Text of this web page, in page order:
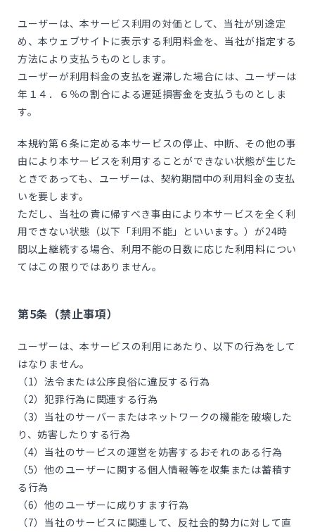
ユーザーは、本サービス利用の対価として、当社が別途定
め、本ウェブサイトに表示する利用料金を、当社が指定する
方法により支払うものとします。
ユーザーが利用料金の支払を遅滞した場合には、ユーザーは
年１４．６％の割合による遅延損害金を支払うものとしま
す。
本規約第６条に定める本サービスの停止、中断、その他の事
由により本サービスを利用することができない状態が生じた
ときであっても、ユーザーは、契約期間中の利用料金の支払
いを要します。
ただし、当社の責に帰すべき事由により本サービスを全く利
用できない状態（以下「利用不能」といいます。）が24時
間以上継続する場合、利用不能の日数に応じた利用料につい
てはこの限りではありません。
第5条（禁止事項）
ユーザーは、本サービスの利用にあたり、以下の行為をして
はなりません。
（1）法令または公序良俗に違反する行為
（2）犯罪行為に関連する行為
（3）当社のサーバーまたはネットワークの機能を破壊した
り、妨害したりする行為
（4）当社のサービスの運営を妨害するおそれのある行為
（5）他のユーザーに関する個人情報等を収集または蓄積す
る行為
（6）他のユーザーに成りすます行為
（7）当社のサービスに関連して、反社会的勢力に対して直